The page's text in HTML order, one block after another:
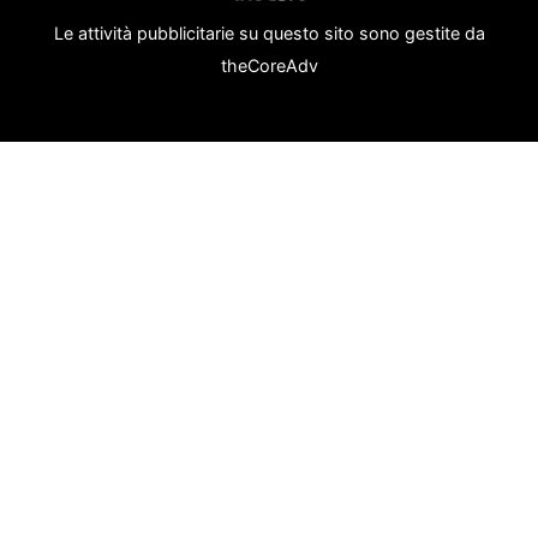
Le attività pubblicitarie su questo sito sono gestite da
theCoreAdv